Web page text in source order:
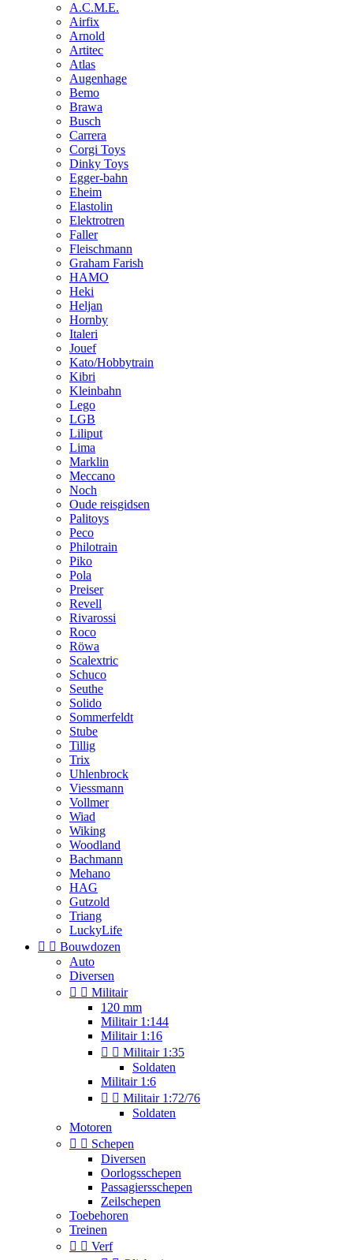
A.C.M.E.
Airfix
Arnold
Artitec
Atlas
Augenhage
Bemo
Brawa
Busch
Carrera
Corgi Toys
Dinky Toys
Egger-bahn
Eheim
Elastolin
Elektrotren
Faller
Fleischmann
Graham Farish
HAMO
Heki
Heljan
Hornby
Italeri
Jouef
Kato/Hobbytrain
Kibri
Kleinbahn
Lego
LGB
Liliput
Lima
Marklin
Meccano
Noch
Oude reisgidsen
Palitoys
Peco
Philotrain
Piko
Pola
Preiser
Revell
Rivarossi
Roco
Röwa
Scalextric
Schuco
Seuthe
Solido
Sommerfeldt
Stube
Tillig
Trix
Uhlenbrock
Viessmann
Vollmer
Wiad
Wiking
Woodland
Bachmann
Mehano
HAG
Gutzold
Triang
LuckyLife
  Bouwdozen
Auto
Diversen
  Militair
120 mm
Militair 1:144
Militair 1:16
  Militair 1:35
Soldaten
Militair 1:6
  Militair 1:72/76
Soldaten
Motoren
  Schepen
Diversen
Oorlogsschepen
Passagiersschepen
Zeilschepen
Toebehoren
Treinen
  Verf